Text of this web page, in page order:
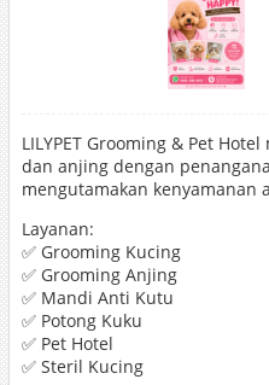
LILYPET Grooming & Pet
dan anjing dengan
mengutamakan kenyamanan
Layanan:
✅ Grooming Kucing
✅ Grooming Anjing
✅ Mandi Anti Kutu
✅ Potong Kuku
✅ Pet Hotel
✅ Steril Kucing